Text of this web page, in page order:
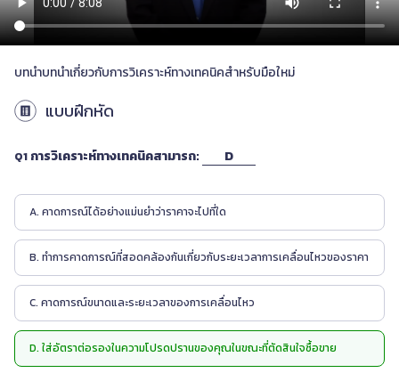
บทนำบทนำเกี่ยวกับการวิเคราะห์ทางเทคนิคสำหรับมือใหม่
แบบฝึกหัด
Q1 การวิเคราะห์ทางเทคนิคสามารถ: D
A. คาดการณ์ได้อย่างแม่นยำว่าราคาจะไปที่ใด
B. ทำการคาดการณ์ที่สอดคล้องกันเกี่ยวกับระยะเวลาการเคลื่อนไหวของราคา
C. คาดการณ์ขนาดและระยะเวลาของการเคลื่อนไหว
D. ใส่อัตราต่อรองในความโปรดปรานของคุณในขณะที่ตัดสินใจซื้อขาย